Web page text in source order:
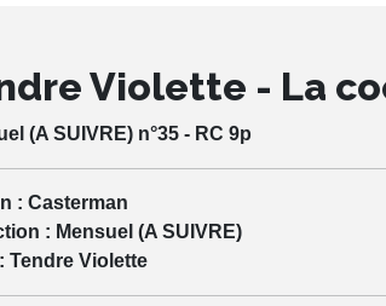
Violette - La
(A SUIVRE) n°35 - RC 9p
: Casterman
: Mensuel (A SUIVRE)
Tendre Violette